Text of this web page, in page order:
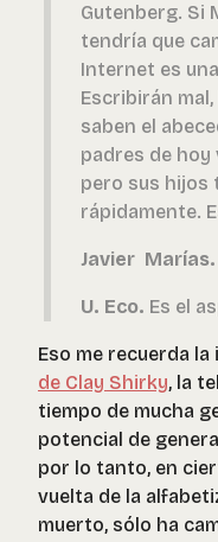
Gutenberg. Si
tendría que
Internet es
Escribirán
saben el
padres de hoy
pero sus hijos
rápidamente.
Javier Marías.
U. Eco. Es el
Eso me recuerda la
de Clay Shirky, la
tiempo de mucha
potencial de
por lo tanto, en
vuelta de la
muerto, sólo ha